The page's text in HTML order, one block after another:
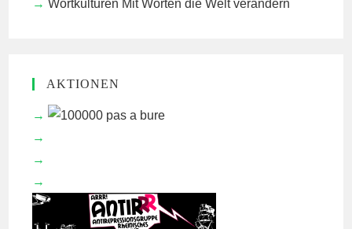
Wortkulturen Mit Worten die Welt verändern
AKTIONEN